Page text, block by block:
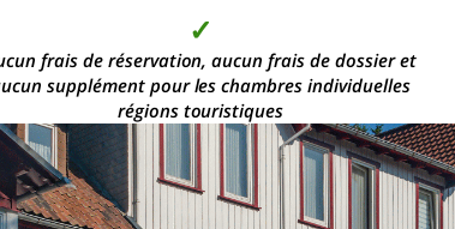
✓
de 2 000 chambres d'hôtel modernes, dans les plus
belles
régions touristiques
✓
frais de réservation, aucun frais de dossier et
supplément pour les chambres individuelles
✓
La qualité au
meilleur prix
✓
Aucun acompte n'est
demandé